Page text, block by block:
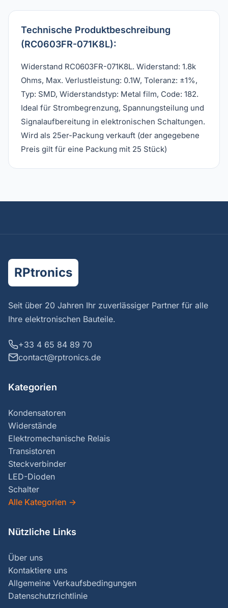
Technische Produktbeschreibung
(RC0603FR-071K8L):
Widerstand RC0603FR-071K8L. Widerstand: 1.8k
Ohms, Max. Verlustleistung: 0.1W, Toleranz: ±1%,
Typ: SMD, Widerstandstyp: Metal film, Code: 182.
Ideal für Strombegrenzung, Spannungsteilung und
Signalaufbereitung in elektronischen Schaltungen.
Wird als 25er-Packung verkauft (der angegebene
Preis gilt für eine Packung mit 25 Stück)
RPtronics
Seit über 20 Jahren Ihr zuverlässiger Partner für alle
Ihre elektronischen Bauteile.
+33 4 65 84 89 70
contact@rptronics.de
Kategorien
Kondensatoren
Widerstände
Elektromechanische Relais
Transistoren
Steckverbinder
LED-Dioden
Schalter
Alle Kategorien →
Nützliche Links
Über uns
Kontaktiere uns
Allgemeine Verkaufsbedingungen
Datenschutzrichtlinie